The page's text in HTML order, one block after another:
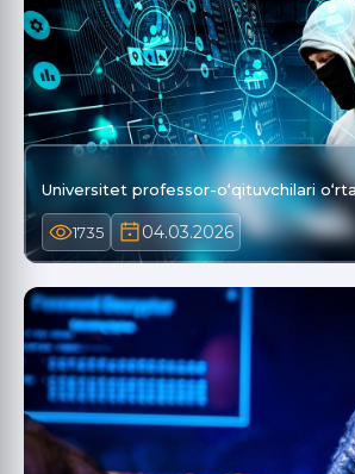
Universitet professor-o‘qituvchilari
1735 04.03.2026